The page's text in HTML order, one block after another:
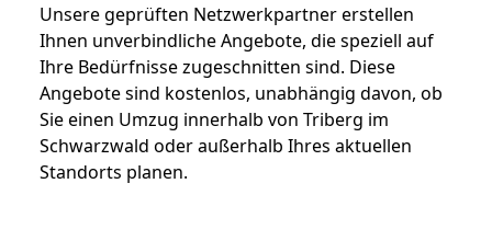
Unsere geprüften Netzwerkpartner erstellen
Ihnen unverbindliche Angebote, die speziell auf
Ihre Bedürfnisse zugeschnitten sind. Diese
Angebote sind kostenlos, unabhängig davon, ob
Sie einen Umzug innerhalb von Triberg im
Schwarzwald oder außerhalb Ihres aktuellen
Standorts planen.